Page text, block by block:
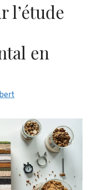
l’étude
en